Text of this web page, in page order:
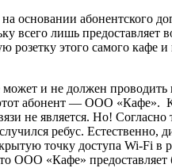
основании абонентского
всего лишь
розетку этого самого
и не должен проводить
абонент — ООО «Кафе».
не является. Но!
ребус.
точку доступа Wi-Fi
ООО «Кафе»